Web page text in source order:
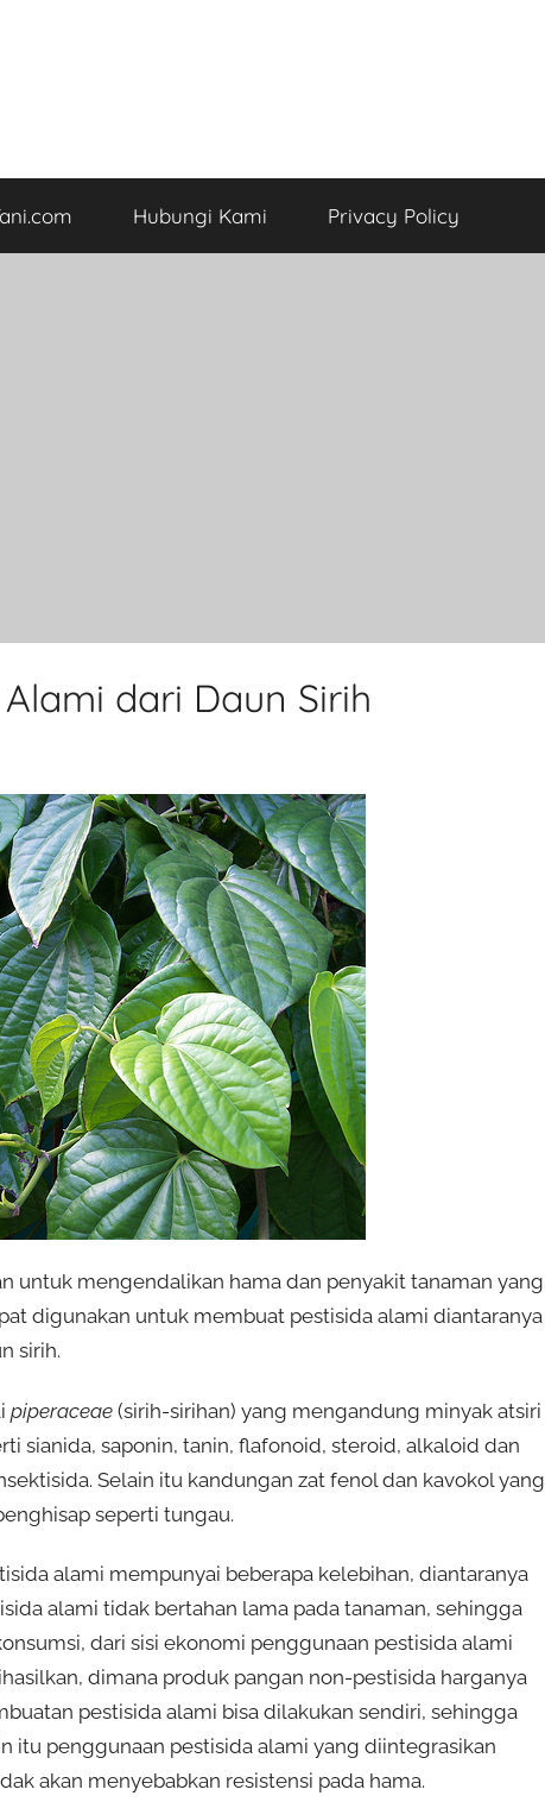
Hubungi Kami Privacy Policy
dari Daun Sirih
untuk mengendalikan hama dan penyakit tanaman yang
digunakan untuk membuat pestisida alami diantaranya
sirih.
piperaceae (sirih-sirihan) yang mengandung minyak atsiri
sianida, saponin, tanin, flafonoid, steroid, alkaloid dan
Selain itu kandungan zat fenol dan kavokol yang
seperti tungau.
alami mempunyai beberapa kelebihan, diantaranya
alami tidak bertahan lama pada tanaman, sehingga
dari sisi ekonomi penggunaan pestisida alami
dimana produk pangan non-pestisida harganya
pestisida alami bisa dilakukan sendiri, sehingga
itu penggunaan pestisida alami yang diintegrasikan
akan menyebabkan resistensi pada hama.